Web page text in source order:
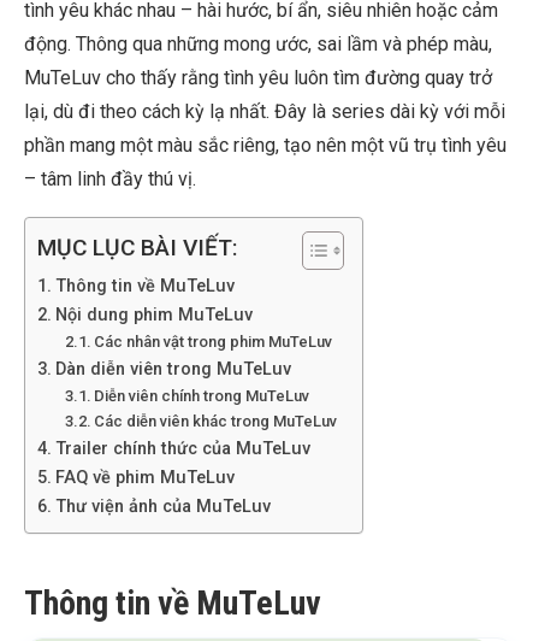
tình yêu khác nhau – hài hước, bí ẩn, siêu nhiên hoặc cảm
động. Thông qua những mong ước, sai lầm và phép màu,
MuTeLuv cho thấy rằng tình yêu luôn tìm đường quay trở
lại, dù đi theo cách kỳ lạ nhất. Đây là series dài kỳ với mỗi
phần mang một màu sắc riêng, tạo nên một vũ trụ tình yêu
– tâm linh đầy thú vị.
MỤC LỤC BÀI VIẾT:
Thông tin về MuTeLuv
Nội dung phim MuTeLuv
Các nhân vật trong phim MuTeLuv
Dàn diễn viên trong MuTeLuv
Diễn viên chính trong MuTeLuv
Các diễn viên khác trong MuTeLuv
Trailer chính thức của MuTeLuv
FAQ về phim MuTeLuv
Thư viện ảnh của MuTeLuv
Thông tin về MuTeLuv